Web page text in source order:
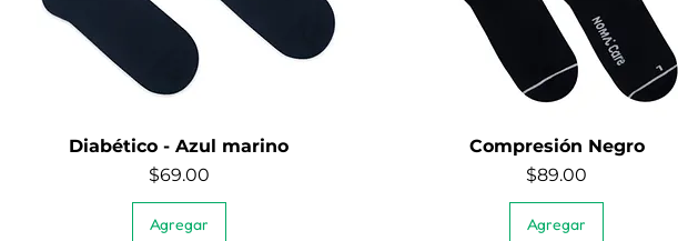
Quick View
Diabético - Azul marino
Price
$69.00
Agregar
Quick View
Compresión Negro
Price
$89.00
Agregar